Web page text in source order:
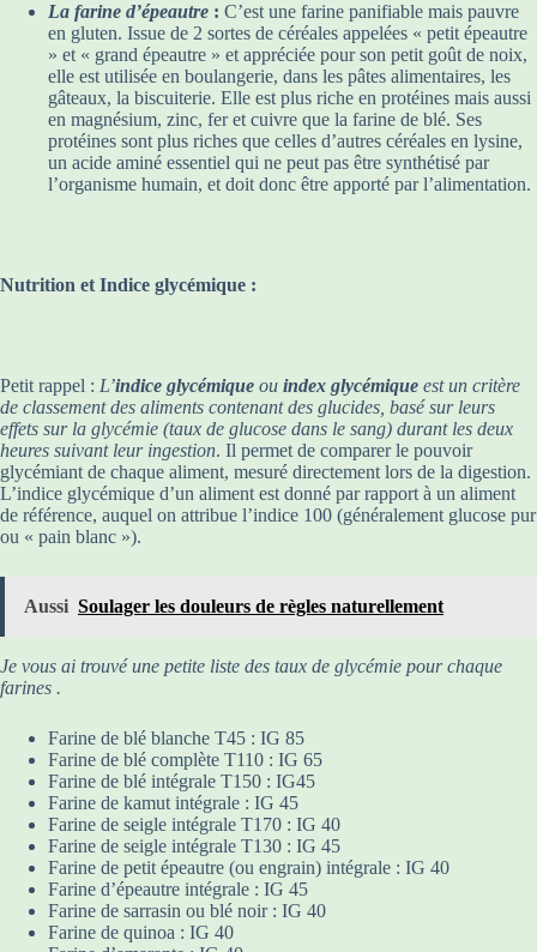
La farine d’épeautre : C’est une farine panifiable mais pauvre
en gluten. Issue de 2 sortes de céréales appelées « petit épeautre
» et « grand épeautre » et appréciée pour son petit goût de noix,
elle est utilisée en boulangerie, dans les pâtes alimentaires, les
gâteaux, la biscuiterie. Elle est plus riche en protéines mais aussi
en magnésium, zinc, fer et cuivre que la farine de blé. Ses
protéines sont plus riches que celles d’autres céréales en lysine,
un acide aminé essentiel qui ne peut pas être synthétisé par
l’organisme humain, et doit donc être apporté par l’alimentation.
Nutrition et Indice glycémique :
Petit rappel : L’indice glycémique ou index glycémique est un critère
de classement des aliments contenant des glucides, basé sur leurs
effets sur la glycémie (taux de glucose dans le sang) durant les deux
heures suivant leur ingestion. Il permet de comparer le pouvoir
glycémiant de chaque aliment, mesuré directement lors de la digestion.
L’indice glycémique d’un aliment est donné par rapport à un aliment
de référence, auquel on attribue l’indice 100 (généralement glucose pur
ou « pain blanc »).
Aussi Soulager les douleurs de règles naturellement
Je vous ai trouvé une petite liste des taux de glycémie pour chaque
farines .
Farine de blé blanche T45 : IG 85
Farine de blé complète T110 : IG 65
Farine de blé intégrale T150 : IG45
Farine de kamut intégrale : IG 45
Farine de seigle intégrale T170 : IG 40
Farine de seigle intégrale T130 : IG 45
Farine de petit épeautre (ou engrain) intégrale : IG 40
Farine d’épeautre intégrale : IG 45
Farine de sarrasin ou blé noir : IG 40
Farine de quinoa : IG 40